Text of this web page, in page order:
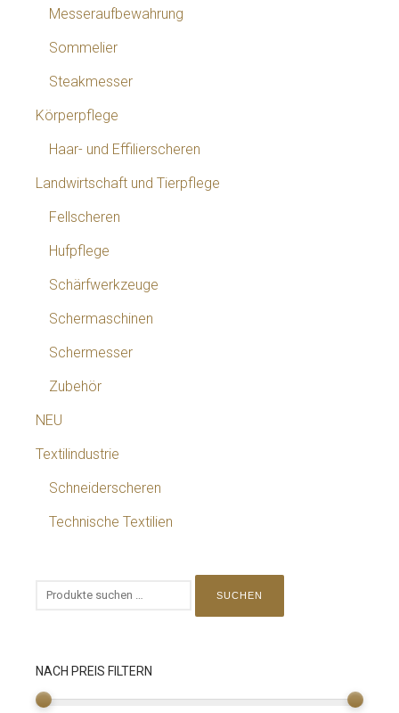
Messeraufbewahrung
Sommelier
Steakmesser
Körperpflege
Haar- und Effilierscheren
Landwirtschaft und Tierpflege
Fellscheren
Hufpflege
Schärfwerkzeuge
Schermaschinen
Schermesser
Zubehör
NEU
Textilindustrie
Schneiderscheren
Technische Textilien
SUCHEN
NACH PREIS FILTERN